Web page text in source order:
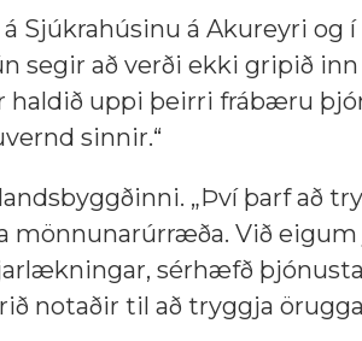
Sjúkrahúsinu á Akureyri og
segir að verði ekki gripið inn
haldið uppi þeirri frábæru
sinnir.“
„Því þarf að
Við
sérhæfð
notaðir til að tryggja